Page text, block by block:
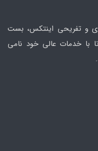
و تفریحی اینتکس، بست
با خدمات عالی خود نامی